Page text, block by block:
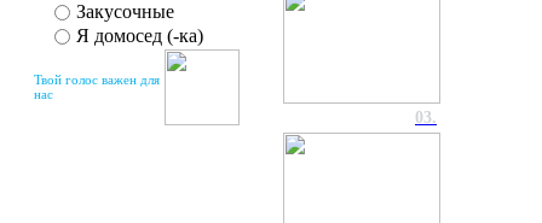
Закусочные
Я домосед (-ка)
Твой голос важен для
нас
03.